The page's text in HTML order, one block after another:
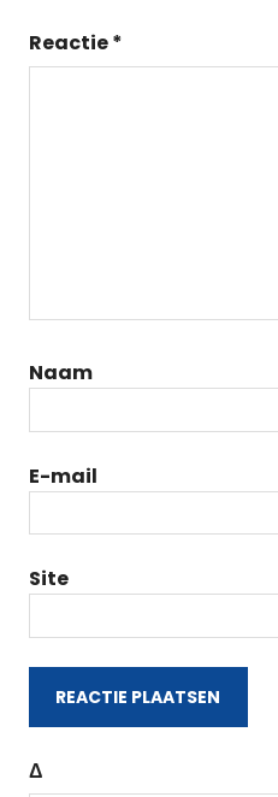
Reactie*
Naam
E-mail
Site
Δ